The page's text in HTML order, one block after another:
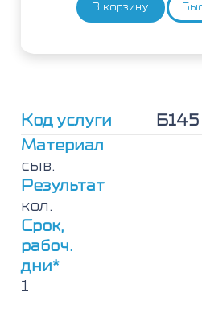
Код услуги
Б145
Материал
сыв.
Результат
кол.
Срок,
рабоч.
дни*
1
Количество
В корзину